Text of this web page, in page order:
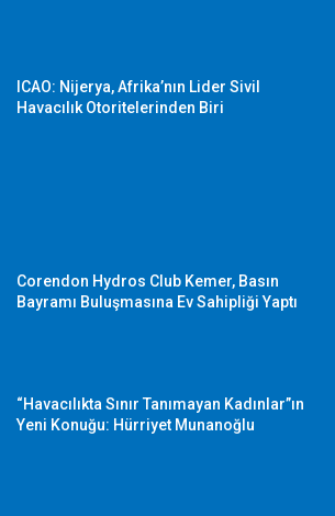
ICAO: Nijerya, Afrika’nın Lider Sivil
Havacılık Otoritelerinden Biri
Corendon Hydros Club Kemer, Basın
Bayramı Buluşmasına Ev Sahipliği Yaptı
“Havacılıkta Sınır Tanımayan Kadınlar”ın
Yeni Konuğu: Hürriyet Munanoğlu